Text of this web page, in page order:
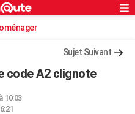
Sujet Suivant
code A2 clignote
10:03